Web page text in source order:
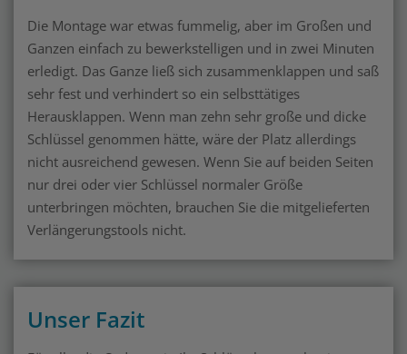
Die Montage war etwas fummelig, aber im Großen und
Ganzen einfach zu bewerkstelligen und in zwei Minuten
erledigt. Das Ganze ließ sich zusammenklappen und saß
sehr fest und verhindert so ein selbsttätiges
Herausklappen. Wenn man zehn sehr große und dicke
Schlüssel genommen hätte, wäre der Platz allerdings
nicht ausreichend gewesen. Wenn Sie auf beiden Seiten
nur drei oder vier Schlüssel normaler Größe
unterbringen möchten, brauchen Sie die mitgelieferten
Verlängerungstools nicht.
Unser Fazit